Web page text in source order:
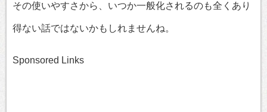
その使いやすさから、いつか一般化されるのも全くあり
得ない話ではないかもしれませんね。
Sponsored Links